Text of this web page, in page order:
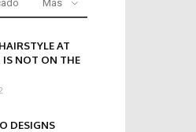
Más
AT
IS NOT ON THE
DESIGNS